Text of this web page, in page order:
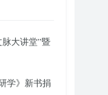
大讲堂”暨
学》新书捐